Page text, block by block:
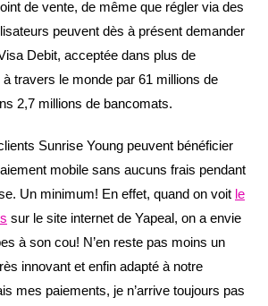
de vente, de même que régler via des
peuvent dès à présent demander
Debit, acceptée dans plus de
travers le monde par 61 millions de
2,7 millions de bancomats.
Sunrise Young peuvent bénéficier
mobile sans aucuns frais pendant
Un minimum! En effet, quand on voit le
sur le site internet de Yapeal, on a envie
à son cou! N’en reste pas moins un
innovant et enfin adapté à notre
mes paiements, je n’arrive toujours pas